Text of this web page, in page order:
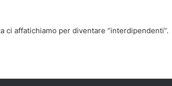
ci affatichiamo per diventare “interdipendenti”.